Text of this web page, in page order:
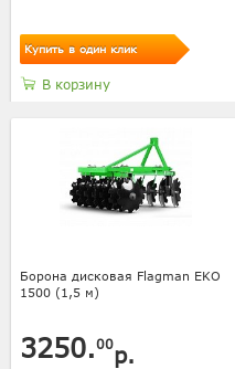
Купить в один клик
В корзину
Борона дисковая Flagman EKO
1500 (1,5 м)
3250.00р.